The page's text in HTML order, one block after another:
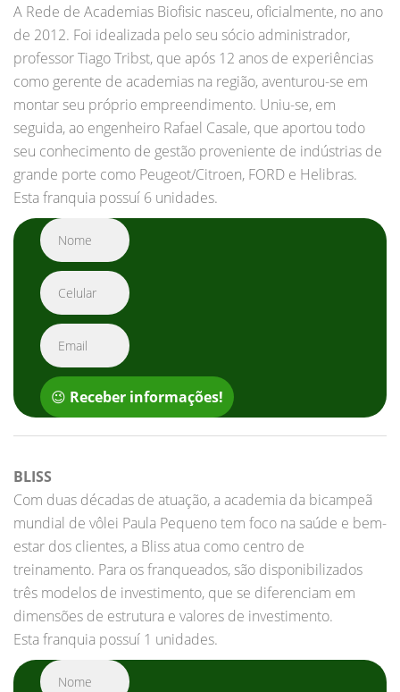
A Rede de Academias Biofisic nasceu, oficialmente, no ano
de 2012. Foi idealizada pelo seu sócio administrador,
professor Tiago Tribst, que após 12 anos de experiências
como gerente de academias na região, aventurou-se em
montar seu próprio empreendimento. Uniu-se, em
seguida, ao engenheiro Rafael Casale, que aportou todo
seu conhecimento de gestão proveniente de indústrias de
grande porte como Peugeot/Citroen, FORD e Helibras.
Esta franquia possuí 6 unidades.
😉 Receber informações!
BLISS
Com duas décadas de atuação, a academia da bicampeã
mundial de vôlei Paula Pequeno tem foco na saúde e bem-
estar dos clientes, a Bliss atua como centro de
treinamento. Para os franqueados, são disponibilizados
três modelos de investimento, que se diferenciam em
dimensões de estrutura e valores de investimento.
Esta franquia possuí 1 unidades.